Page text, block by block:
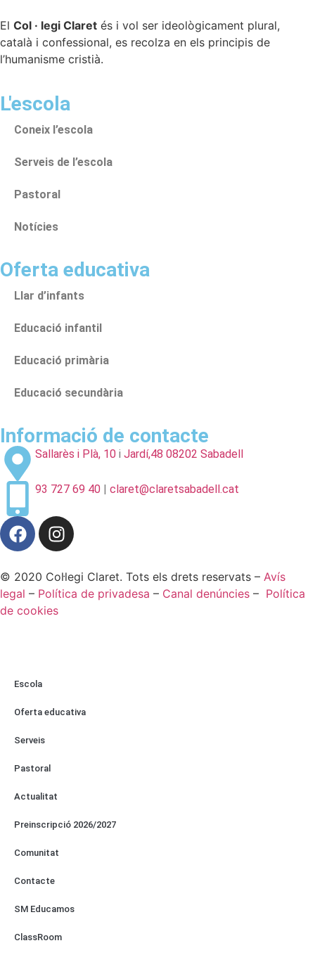
El Col · legi Claret és i vol ser ideològicament plural,
català i confessional, es recolza en els principis de
l’humanisme cristià.
L'escola
Coneix l’escola
Serveis de l’escola
Pastoral
Notícies
Oferta educativa
Llar d’infants
Educació infantil
Educació primària
Educació secundària
Informació de contacte
Sallarès i Plà, 10 i Jardí,48 08202 Sabadell
93 727 69 40 claret@claretsabadell.cat
© 2020 Col·legi Claret. Tots els drets reservats – Avís
legal – Política de privadesa – Canal denúncies – Política
de cookies
Escola
Oferta educativa
Serveis
Pastoral
Actualitat
Preinscripció 2026/2027
Comunitat
Contacte
SM Educamos
ClassRoom